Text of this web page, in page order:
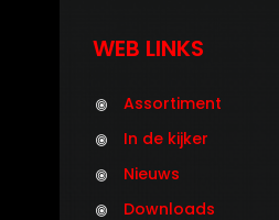
WEB LINKS
Assortiment
In de kijker
Nieuws
Downloads